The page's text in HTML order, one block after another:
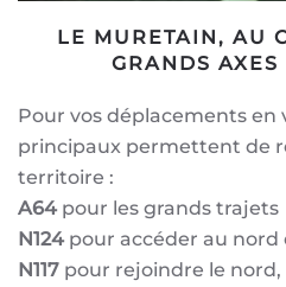
LE MURETAIN, AU
GRANDS AXES
Pour vos déplacements en
principaux permettent de
territoire :
A64pour les grands trajets
N124pour accéder au nord
N117 pour rejoindre le nord,